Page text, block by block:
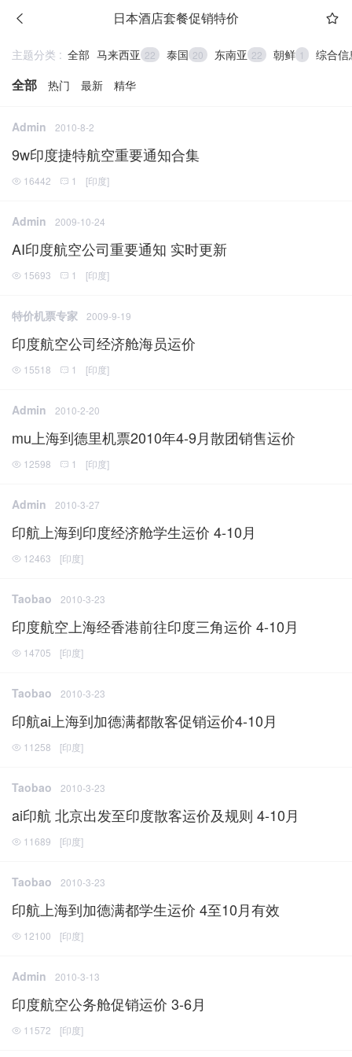
日本酒店套餐促销特价
主题分类 : 全部 马来西亚 22 泰国 20 东南亚 22 朝鲜 1 综合信
全部 热门 最新 精华
Admin 2010-8-2
9w印度捷特航空重要通知合集
16442 1 [印度]
Admin 2009-10-24
AI印度航空公司重要通知 实时更新
15693 1 [印度]
特价机票专家 2009-9-19
印度航空公司经济舱海员运价
15518 1 [印度]
Admin 2010-2-20
mu上海到德里机票2010年4-9月散团销售运价
12598 1 [印度]
Admin 2010-3-27
印航上海到印度经济舱学生运价 4-10月
12463 [印度]
Taobao 2010-3-23
印度航空上海经香港前往印度三角运价 4-10月
14705 [印度]
Taobao 2010-3-23
印航ai上海到加德满都散客促销运价4-10月
11258 [印度]
Taobao 2010-3-23
ai印航 北京出发至印度散客运价及规则 4-10月
11689 [印度]
Taobao 2010-3-23
印航上海到加德满都学生运价 4至10月有效
12100 [印度]
Admin 2010-3-13
印度航空公务舱促销运价 3-6月
11572 [印度]